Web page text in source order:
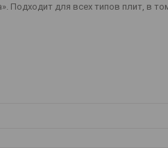
Подходит для всех типов плит, в